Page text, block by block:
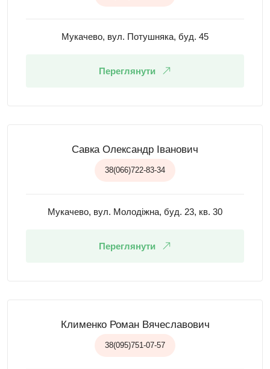
Мукачево, вул. Потушняка, буд. 45
Переглянути
Савка Олександр Іванович
38(066)722-83-34
Мукачево, вул. Молодіжна, буд. 23, кв. 30
Переглянути
Клименко Роман Вячеславович
38(095)751-07-57